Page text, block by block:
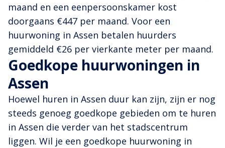
maand en een eenpersoonskamer kost
doorgaans €447 per maand. Voor een
huurwoning in Assen betalen huurders
gemiddeld €26 per vierkante meter per maand.
Goedkope huurwoningen in
Assen
Hoewel huren in Assen duur kan zijn, zijn er nog
steeds genoeg goedkope gebieden om te huren
in Assen die verder van het stadscentrum
liggen. Wil je een goedkope huurwoning in